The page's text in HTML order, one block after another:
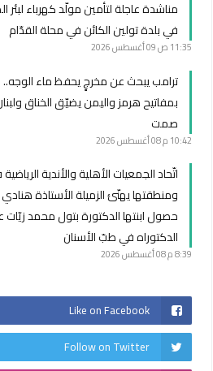
مناشدة عاجلة لتأمين مولّد كهرباء لبئر
في بلدة تولين الكائن في محلة القدّام
11:35 ص 09 أغسطس 2026
ترامب يبحث عن مخرجٍ يحفظ ماء
بمفاتيح هرمز واليمن يضيّق الخناق
صمت
10:42 م 08 أغسطس 2026
اتّحاد الجمعيات الأهلية والأندية
ومنطقتها يهنّئ الزميلة الأستاذة
حصول ابنتها الدكتورة بتول محمد
الدكتوراه في طبّ الأسنان
8:39 م 08 أغسطس 2026
Like on Facebook
Follow on Twitter